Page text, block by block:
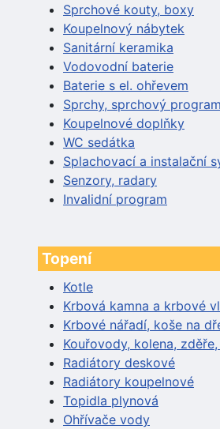
Sprchové kouty, boxy
Koupelnový nábytek
Sanitární keramika
Vodovodní baterie
Baterie s el. ohřevem
Sprchy, sprchový program
Koupelnové doplňky
WC sedátka
Splachovací a instalační
Senzory, radary
Invalidní program
Topení
Kotle
Krbová kamna a krbové
Krbové nářadí, koše na
Kouřovody, kolena,
Radiátory deskové
Radiátory koupelnové
Topidla plynová
Ohřívače vody